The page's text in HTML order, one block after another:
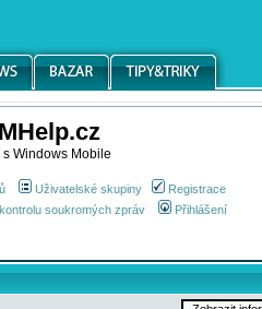
Windows Mobile
Uživatelské skupiny
Registrace
soukromých zpráv Přihlášení